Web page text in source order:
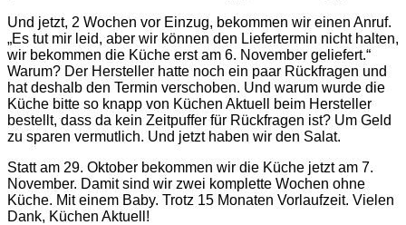
Und jetzt, 2 Wochen vor Einzug, bekommen wir einen Anruf.
„Es tut mir leid, aber wir können den Liefertermin nicht halten,
wir bekommen die Küche erst am 6. November geliefert.“
Warum? Der Hersteller hatte noch ein paar Rückfragen und
hat deshalb den Termin verschoben. Und warum wurde die
Küche bitte so knapp von Küchen Aktuell beim Hersteller
bestellt, dass da kein Zeitpuffer für Rückfragen ist? Um Geld
zu sparen vermutlich. Und jetzt haben wir den Salat.
Statt am 29. Oktober bekommen wir die Küche jetzt am 7.
November. Damit sind wir zwei komplette Wochen ohne
Küche. Mit einem Baby. Trotz 15 Monaten Vorlaufzeit. Vielen
Dank, Küchen Aktuell!